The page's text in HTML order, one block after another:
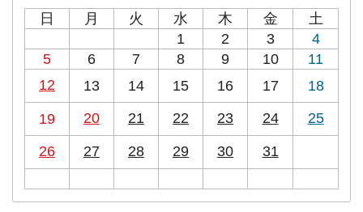
日 月 火 水 木 金
土
1
2 3
4
5
6 7 8 9 10
11
12
13 14 15 16 17 18
19 20 21 22 23 24 25
26 27 28 29 30 31